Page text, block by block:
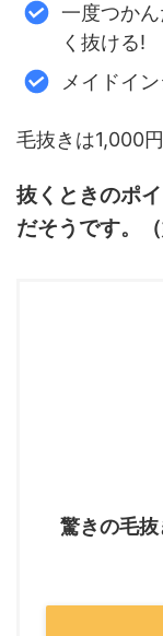
一度つか
く抜ける!
メイドイ
毛抜きは1,000
抜くときのポ
だそうです。（
驚きの毛